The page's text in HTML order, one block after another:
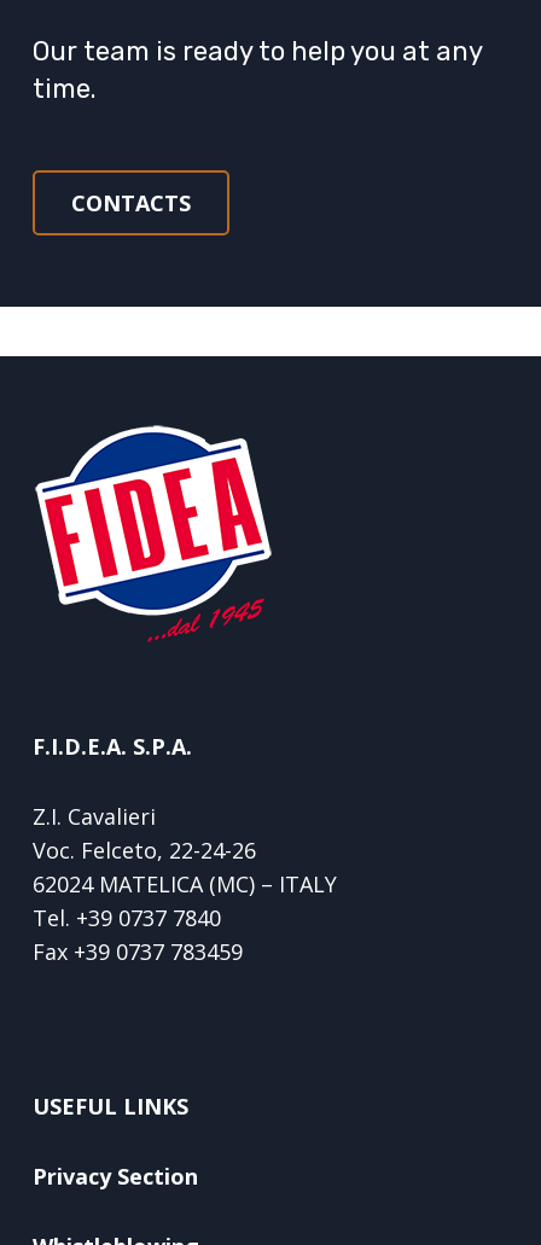
Our team is ready to help you at any
time.
CONTACTS
F.I.D.E.A. S.P.A.
Z.I. Cavalieri
Voc. Felceto, 22-24-26
62024 MATELICA (MC) – ITALY
Tel. +39 0737 7840
Fax +39 0737 783459
USEFUL LINKS
Privacy Section